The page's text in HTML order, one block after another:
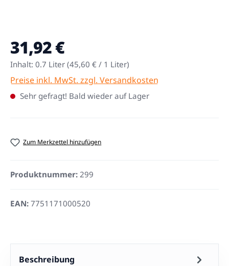
Regulärer Preis:
31,92 €
Inhalt: 0.7 Liter (45,60 € / 1 Liter)
Preise inkl. MwSt. zzgl. Versandkosten
Sehr gefragt! Bald wieder auf Lager
Zum Merkzettel hinzufügen
Produktnummer: 299
EAN: 7751171000520
Beschreibung